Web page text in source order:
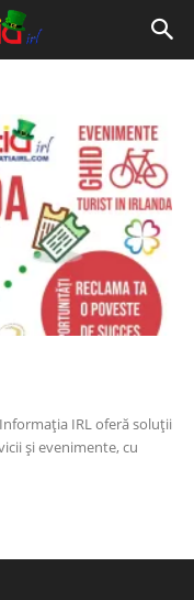
IRL oferă soluții
și evenimente, cu